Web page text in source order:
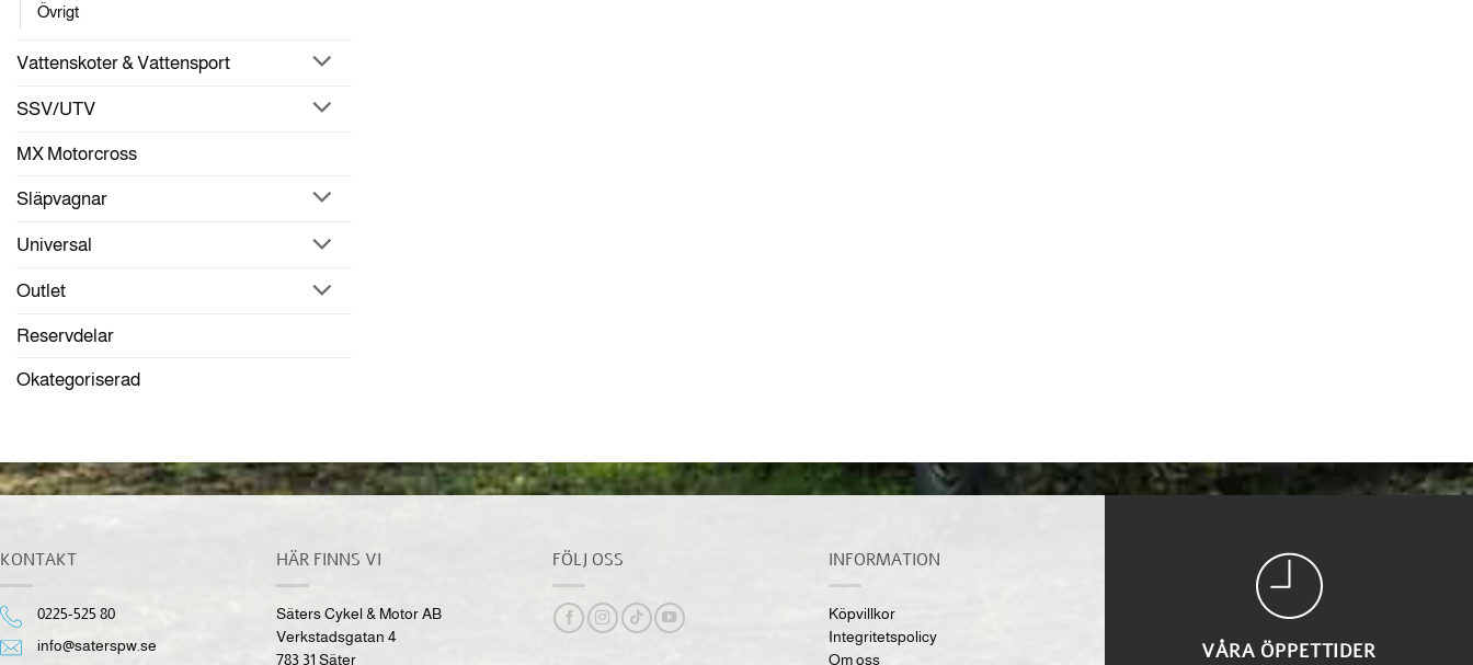
Övrigt
Vattenskoter & Vattensport
SSV/UTV
MX Motorcross
Släpvagnar
Universal
Outlet
Reservdelar
Okategoriserad
KONTAKT
0225-525 80
info@saterspw.se
HÄR FINNS VI
Säters Cykel & Motor AB
Verkstadsgatan 4
783 31 Säter
FÖLJ OSS INFORMATION
Köpvillkor
Integritetspolicy
Om oss
VÅRA ÖPPETTIDER